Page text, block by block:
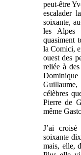
peut-être
escalader
soixante,
les Alpes
quasiment
la Comici,
ouest des
reliée à
célèbres
Pierre de
même
J’ai
soixante
mais, elle,